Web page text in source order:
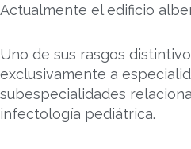
Actualmente el edificio
Uno de sus rasgos
exclusivamente a
subespecialidades
infectología pediátrica.